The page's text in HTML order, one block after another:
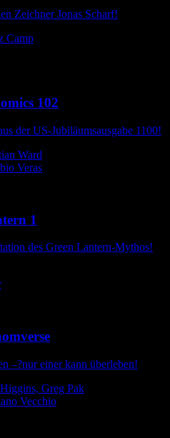
Zeichner Jonas Scharf!
Camp
102
der US-Jubiläumsausgabe 1100!
Ward
Veras
1
des Green Lantern-Mythos!
–?nur einer kann überleben!
Greg Pak
Vecchio